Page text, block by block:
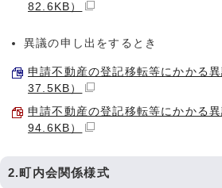
82.6KB）
異議の申し出をするとき
申請不動産の登記移転等にかかる
37.5KB）
申請不動産の登記移転等にかかる
94.6KB）
2.町内会関係様式